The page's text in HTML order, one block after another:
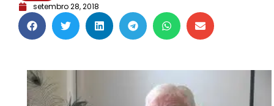
setembro 28, 2018